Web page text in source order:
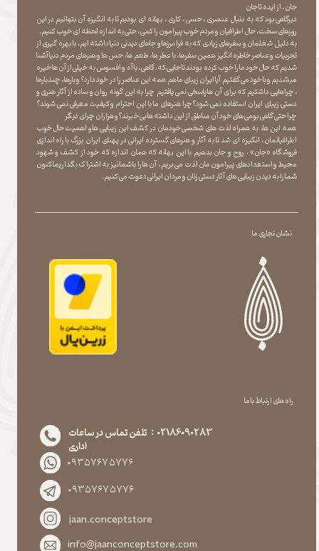
نشان تجاری ما
جان ، از ایده تا جان
دیرگاهی بود که به دنبال عنصری ، حسی ، کاری ، بهانه ای بودیم تا به انگیزه آن بتوانیم در این
روزهای سخت ، حال اطرافیان و مردم خوب پیرامون را کمی ، حتی به اندازه لحظه ای خوب کنیم.
به دلیل شغلمان و سفرهای زیادی که به فرامرزها و جاهای دیدنی دنیا داشته ایم، با بهره گیری از
تجربیات و عناصر خاطره انگیز همین سفرها ، با عطر ها ، طعم ها ، حس ها و هنرهای مردم دنیا آشنا
شدیم که حال خود ما را خوب کرده بودند تا جایی که، گاهی ، با آه و افسوس به خیلی از آن ها خیره
میشدیم و با خود می گفتیم آیا ایران زیبای ما هم همه این عناصر را در خود دارد؟ و بارها ، چندبارها
، چراهایی داشتیم که برای آن ها پاسخی نمی یافتیم چرا به این گونه روان و ساده از آثار هنری و
دستی زیبای ایران استفاده نمی شود؟چرا هنرهای ما با این احترام و کیفیت معرفی نمی شوند؟
چرا حتی گاهی بومی های خود آن مناطق از این داشته ها بی خبرند؟و هزاران چرای دیگر
​​​​​​​ همه این ها، به همراه لذت های شخصی خودمان در کشف این زیبایی ها و اهمیت حال خوب
اطرافیانمان ، انگیزه ای شد تا به آثار و هنرهای گسترده ایرانی در پهنای ایران بزرگ با راه اندازی
فروشگاه «جان» ، روح و جان بدهیم با این بهانه که همان اندازه که خود از کشف و شهود
محیط و استعدادهای پیرامون مان لذت می بریم ، آن ها را با شما نیز به اشتراک بگذاریماکنون
شما را به دیدن زیبایی های آثار دستی زنان و مردان ایرانی دعوت می کنیم.
راه های ارتباط با ما
02186090283 : تلفن تماس در ساعات
اداری
۰۹۳۵۷۶۷۵۷۷۶
۰۹۳۵۷۶۷۵۷۷۶
jaan.conceptstore
info@jaanconceptstore.com